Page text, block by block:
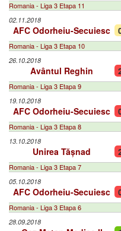
Romania - Liga 3 Etapa 11
02.11.2018
AFC Odorheiu-Secuiesc
Romania - Liga 3 Etapa 10
26.10.2018
Avântul Reghin
Romania - Liga 3 Etapa 9
19.10.2018
AFC Odorheiu-Secuiesc
Romania - Liga 3 Etapa 8
13.10.2018
Unirea Tășnad
Romania - Liga 3 Etapa 7
05.10.2018
AFC Odorheiu-Secuiesc
Romania - Liga 3 Etapa 6
28.09.2018